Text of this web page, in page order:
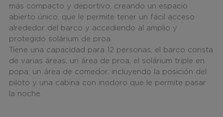
más compacto y deportivo, creando un espacio
abierto único, que le permite tener un fácil acceso
alrededor del barco y accediendo al amplio y
protegido solárium de proa.
Tiene una capacidad para 12 personas, el barco consta
de varias áreas, un área de proa, el solárium triple en
popa, un área de comedor, incluyendo la posición del
piloto y una cabina con inodoro que le permite pasar
la noche.